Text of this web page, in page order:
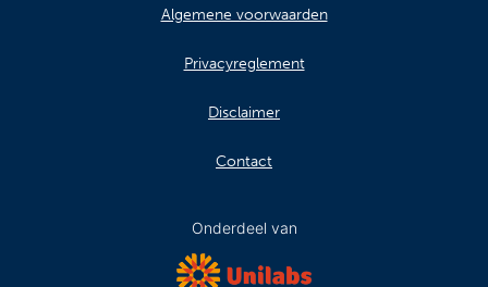
Algemene voorwaarden
Privacyreglement
Disclaimer
Contact
Onderdeel van